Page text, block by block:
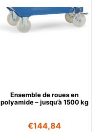
Ensemble de roues en
polyamide – jusqu’à 1500 kg
€144,84